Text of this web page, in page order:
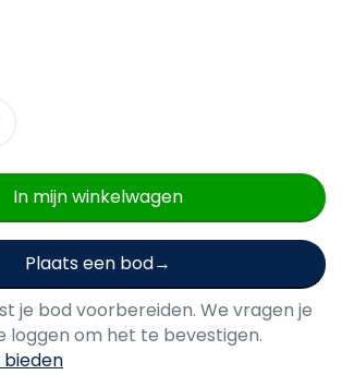
In mijn winkelwagen
Plaats een bod
je bod voorbereiden. We vragen je
loggen om het te bevestigen.